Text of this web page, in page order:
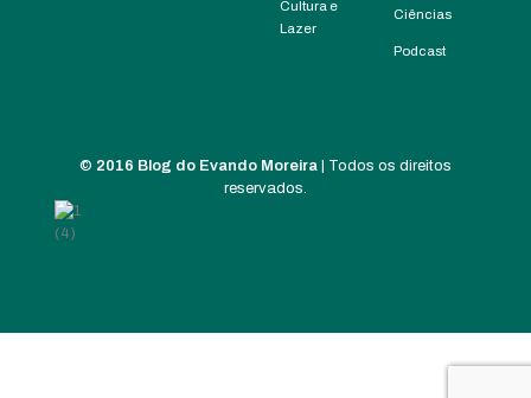
Cultura e
Lazer
Ciências
Podcast
© 2016 Blog do Evando Moreira | Todos os direitos
reservados.